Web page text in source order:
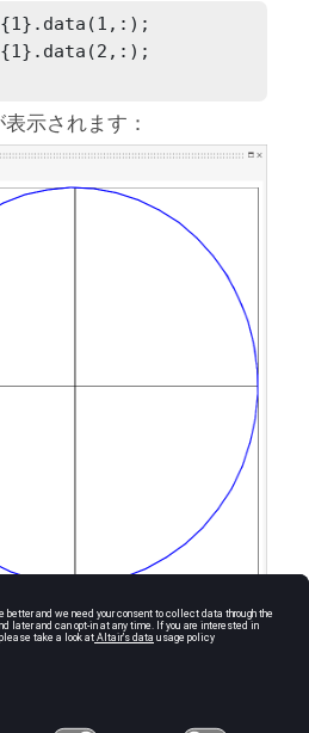
示されます：
。表示された
と入力